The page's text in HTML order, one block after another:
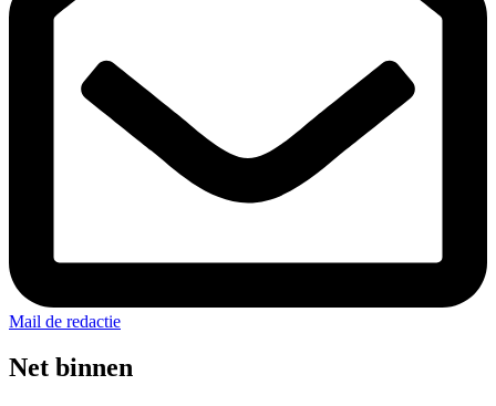
Mail de redactie
Net binnen